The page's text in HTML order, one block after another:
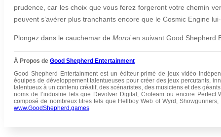
prudence, car les choix que vous ferez forgeront votre chemin
peuvent s’avérer plus tranchants encore que le Cosmic Engine
Plongez dans le cauchemar de Moroien suivant Good Shepherd
À Propos de Good Shepherd Entertainment
Good Shepherd Entertainment est un éditeur primé de jeux vidéo
équipes de développement talentueuses pour créer des jeux percutants,
talentueux à un contenu créatif, des scénaristes, des musiciens et des
noms de l’industrie tels que Devolver Digital, Croteam ou encore
composé de nombreux titres tels que Hellboy Web of Wyrd,
www.GoodShepherd.games